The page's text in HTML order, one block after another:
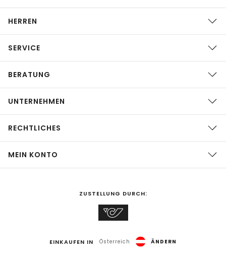
HERREN
SERVICE
BERATUNG
UNTERNEHMEN
RECHTLICHES
MEIN KONTO
ZUSTELLUNG DURCH:
EINKAUFEN IN Österreich ÄNDERN